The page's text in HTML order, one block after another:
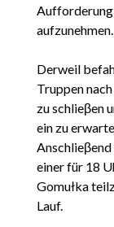
aufzunehmen.
Derweil
Truppen
zu schlieβen
ein zu
einer für 18
Gomułka
Lauf.